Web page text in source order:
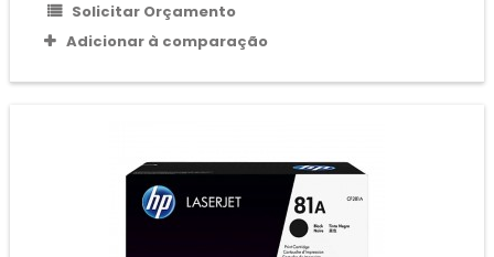
Solicitar Orçamento
Adicionar à comparação